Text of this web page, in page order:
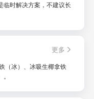
临时解决方案，不建议长
更多
（冰）、冰吸生椰拿铁